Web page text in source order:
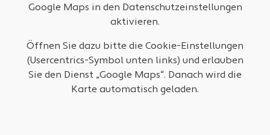
Google Maps in den Datenschutzeinstellungen
aktivieren.
Öffnen Sie dazu bitte die Cookie-Einstellungen
(Usercentrics-Symbol unten links) und erlauben
Sie den Dienst „Google Maps“. Danach wird die
Karte automatisch geladen.